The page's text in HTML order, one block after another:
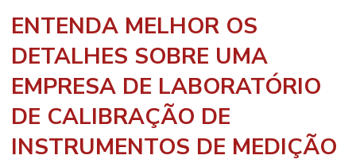
ENTENDA MELHOR OS
DETALHES SOBRE UMA
EMPRESA DE LABORATÓRIO
DE CALIBRAÇÃO DE
INSTRUMENTOS DE MEDIÇÃO